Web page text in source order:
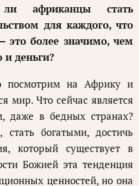
африканцы стать
для каждого, что
это более значимо, чем
и деньги?
посмотрим на Африку и
мир. Что сейчас является
даже в бедных странах?
стать богатыми, достичь
который существует в
Божией эта тенденция
ценностей, но она